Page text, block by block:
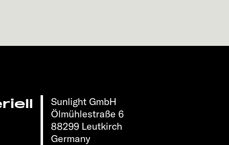
Sunlight GmbH
Ölmühlestraße 6
88299 Leutkirch
Germany